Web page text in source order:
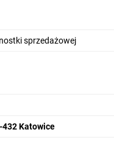
sprzedażowej
432 Katowice